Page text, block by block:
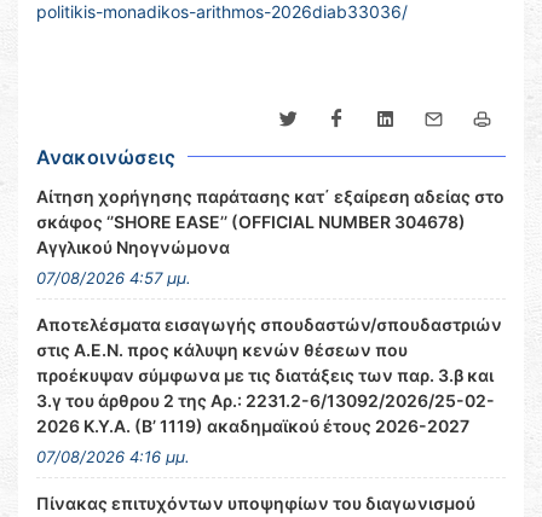
politikis-monadikos-arithmos-2026diab33036/
Ανακοινώσεις
Αίτηση χορήγησης παράτασης κατ΄ εξαίρεση αδείας στο
σκάφος ‘’SHORE EASE’’ (OFFICIAL NUMBER 304678)
Αγγλικού Νηογνώμονα
07/08/2026 4:57 μμ.
Αποτελέσματα εισαγωγής σπουδαστών/σπουδαστριών
στις Α.Ε.Ν. προς κάλυψη κενών θέσεων που
προέκυψαν σύμφωνα με τις διατάξεις των παρ. 3.β και
3.γ του άρθρου 2 της Αρ.: 2231.2-6/13092/2026/25-02-
2026 Κ.Υ.Α. (Β’ 1119) ακαδημαϊκού έτους 2026-2027
07/08/2026 4:16 μμ.
Πίνακας επιτυχόντων υποψηφίων του διαγωνισμού